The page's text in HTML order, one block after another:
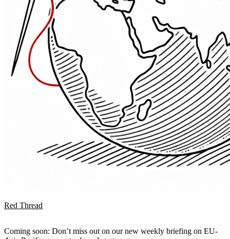
Red Thread
Coming soon: Don’t miss out on our new weekly briefing on EU-